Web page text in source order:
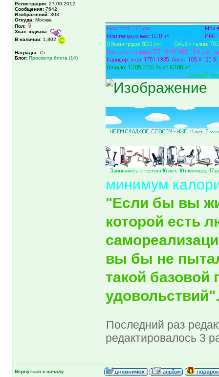
Регистрация: 27.09.2012
Сообщения: 7642
Изображений: 303
Откуда: Москва
Пол:
Знак зодиака:
В наличии: 1,802
Награды: 75
Блог: Просмотр блога (14)
минимум
"Если бы вы
которой есть
вы бы не
такой базовой
удовольствий".
Последний раз
редактировалось 3
Вернуться к началу